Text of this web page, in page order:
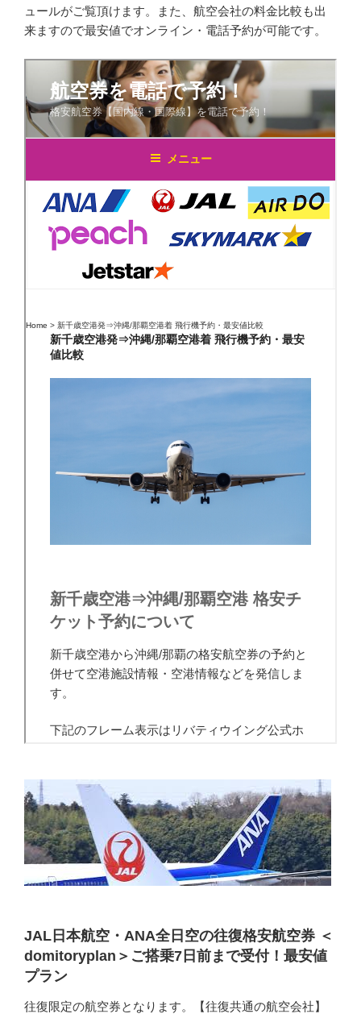
ュールがご覧頂けます。また、航空会社の料金比較も出
来ますので最安値でオンライン・電話予約が可能です。
JAL日本航空・ANA全日空の往復格安航空券 ＜
domitoryplan＞ご搭乗7日前まで受付！最安値
プラン
往復限定の航空券となります。【往復共通の航空会社】